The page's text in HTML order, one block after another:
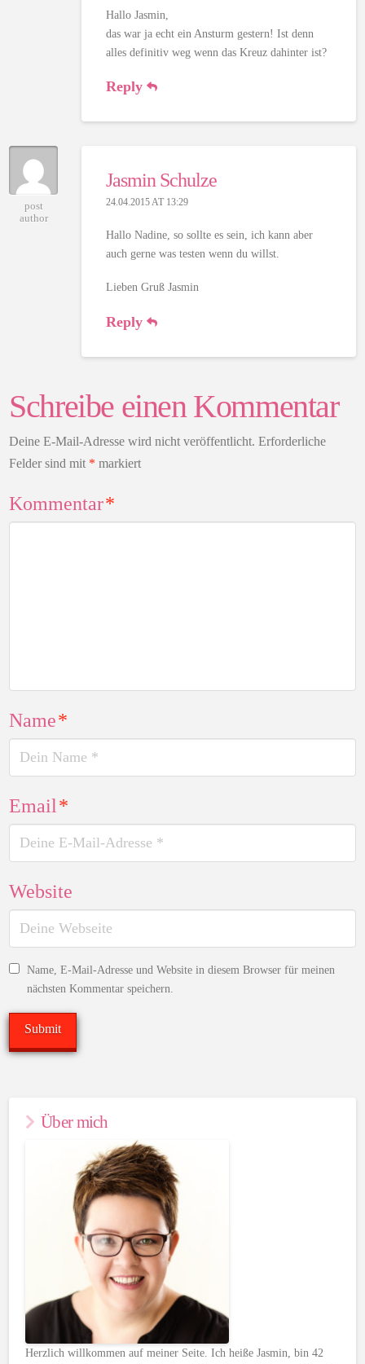
Hallo Jasmin,
das war ja echt ein Ansturm gestern! Ist denn
alles definitiv weg wenn das Kreuz dahinter ist?
Reply
post
author
Jasmin Schulze
24.04.2015 AT 13:29
Hallo Nadine, so sollte es sein, ich kann aber
auch gerne was testen wenn du willst.
Lieben Gruß Jasmin
Reply
Schreibe einen Kommentar
Deine E-Mail-Adresse wird nicht veröffentlicht. Erforderliche
Felder sind mit * markiert
Kommentar*
Name*
Email*
Website
Name, E-Mail-Adresse und Website in diesem Browser für meinen
nächsten Kommentar speichern.
Über mich
Herzlich willkommen auf meiner Seite. Ich heiße Jasmin, bin 42